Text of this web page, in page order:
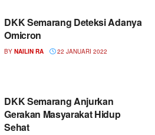
DKK Semarang Deteksi Adanya
Omicron
BY NAILIN RA 22 JANUARI 2022
DKK Semarang Anjurkan
Gerakan Masyarakat Hidup
Sehat